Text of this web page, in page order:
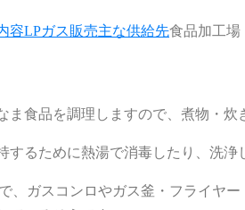
容LPガス販売主な供給先食品加工場
ま食品を調理しますので、煮物・
するために熱湯で消毒したり、洗浄
、ガスコンロやガス釜・フライヤ